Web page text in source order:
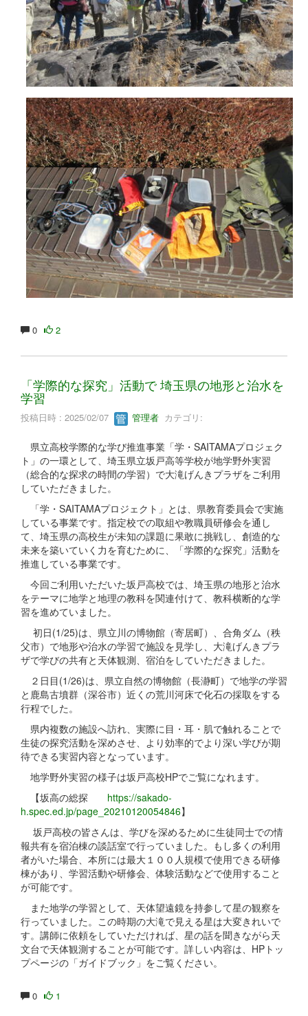
0 2
「学際的な探究」活動で 埼玉県の地形と治水を
学習
投稿日時 : 2025/02/07 管理者 カテゴリ:
県立高校学際的な学び推進事業「学・SAITAMAプロジェク
ト」の一環として、埼玉県立坂戸高等学校が地学野外実習
（総合的な探求の時間の学習）で大滝げんきプラザをご利用
していただきました。
「学・SAITAMAプロジェクト」とは、県教育委員会で実施
している事業です。指定校での取組や教職員研修会を通し
て、埼玉県の高校生が未知の課題に果敢に挑戦し、創造的な
未来を築いていく力を育むために、「学際的な探究」活動を
推進している事業です。
今回ご利用いただいた坂戸高校では、埼玉県の地形と治水
をテーマに地学と地理の教科を関連付けて、教科横断的な学
習を進めていました。
初日(1/25)は、県立川の博物館（寄居町）、合角ダム（秩
父市）で地形や治水の学習で施設を見学し、大滝げんきプラ
ザで学びの共有と天体観測、宿泊をしていただきました。
２日目(1/26)は、県立自然の博物館（長瀞町）で地学の学習
と鹿島古墳群（深谷市）近くの荒川河床で化石の採取をする
行程でした。
県内複数の施設へ訪れ、実際に目・耳・肌で触れることで
生徒の探究活動を深めさせ、より効率的でより深い学びが期
待できる実習内容となっています。
地学野外実習の様子は坂戸高校HPでご覧になれます。
【坂高の総探 https://sakado-
h.spec.ed.jp/page_20210120054846】
坂戸高校の皆さんは、学びを深めるために生徒同士での情
報共有を宿泊棟の談話室で行っていました。もし多くの利用
者がいた場合、本所には最大１００人規模で使用できる研修
棟があり、学習活動や研修会、体験活動などで使用すること
が可能です。
また地学の学習として、天体望遠鏡を持参して星の観察を
行っていました。この時期の大滝で見える星は大変きれいで
す。講師に依頼をしていただければ、星の話を聞きながら天
文台で天体観測することが可能です。詳しい内容は、HPトッ
プページの「ガイドブック」をご覧ください。
0 1